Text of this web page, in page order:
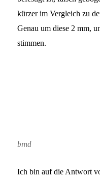
kürzer im Vergleich zu
Genau um diese 2 mm,
stimmen.
bmd
Ich bin auf die Antwort